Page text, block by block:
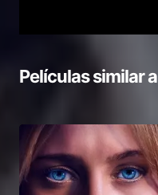
Películas similar a